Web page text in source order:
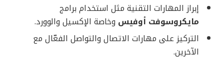
إبراز المهارات التقنية مثل استخدام برامج
مايكروسوفت أوفيس وخاصة الإكسيل والوورد.
التركيز على مهارات الاتصال والتواصل الفعّال مع
الآخرين.